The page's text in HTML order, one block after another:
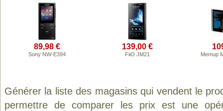
89,98 €
Sony NW-E394
139,00 €
FiiO JM21 Memup
Générer la liste des magasins qui vendent le
permettre de comparer les prix est une